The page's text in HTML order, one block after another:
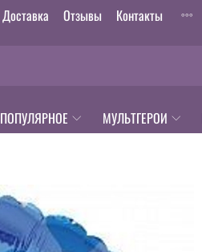
Доставка Отзывы Контакты
ПОПУЛЯРНОЕ МУЛЬТГЕРОИ